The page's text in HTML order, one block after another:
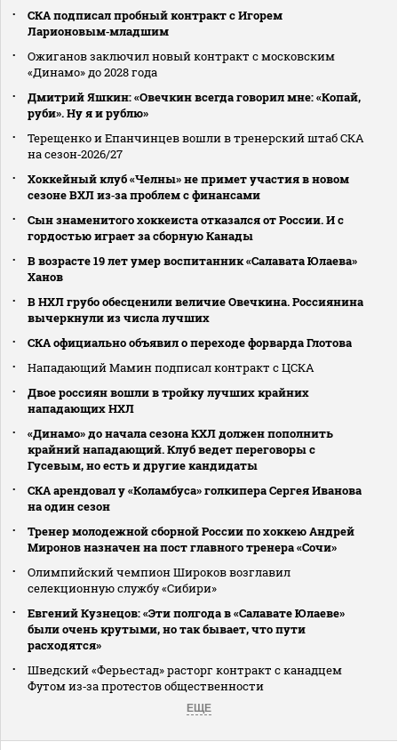
СКА подписал пробный контракт с Игорем
Ларионовым‑младшим
Ожиганов заключил новый контракт с московским
«Динамо» до 2028 года
Дмитрий Яшкин: «Овечкин всегда говорил мне: «Копай,
руби». Ну я и рублю»
Терещенко и Епанчинцев вошли в тренерский штаб СКА
на сезон‑2026/27
Хоккейный клуб «Челны» не примет участия в новом
сезоне ВХЛ из‑за проблем с финансами
Сын знаменитого хоккеиста отказался от России. И с
гордостью играет за сборную Канады
В возрасте 19 лет умер воспитанник «Салавата Юлаева»
Ханов
В НХЛ грубо обесценили величие Овечкина. Россиянина
вычеркнули из числа лучших
СКА официально объявил о переходе форварда Глотова
Нападающий Мамин подписал контракт с ЦСКА
Двое россиян вошли в тройку лучших крайних
нападающих НХЛ
«Динамо» до начала сезона КХЛ должен пополнить
крайний нападающий. Клуб ведет переговоры с
Гусевым, но есть и другие кандидаты
СКА арендовал у «Коламбуса» голкипера Сергея Иванова
на один сезон
Тренер молодежной сборной России по хоккею Андрей
Миронов назначен на пост главного тренера «Сочи»
Олимпийский чемпион Широков возглавил
селекционную службу «Сибири»
Евгений Кузнецов: «Эти полгода в «Салавате Юлаеве»
были очень крутыми, но так бывает, что пути
расходятся»
Шведский «Ферьестад» расторг контракт с канадцем
Футом из‑за протестов общественности
ЕЩЕ